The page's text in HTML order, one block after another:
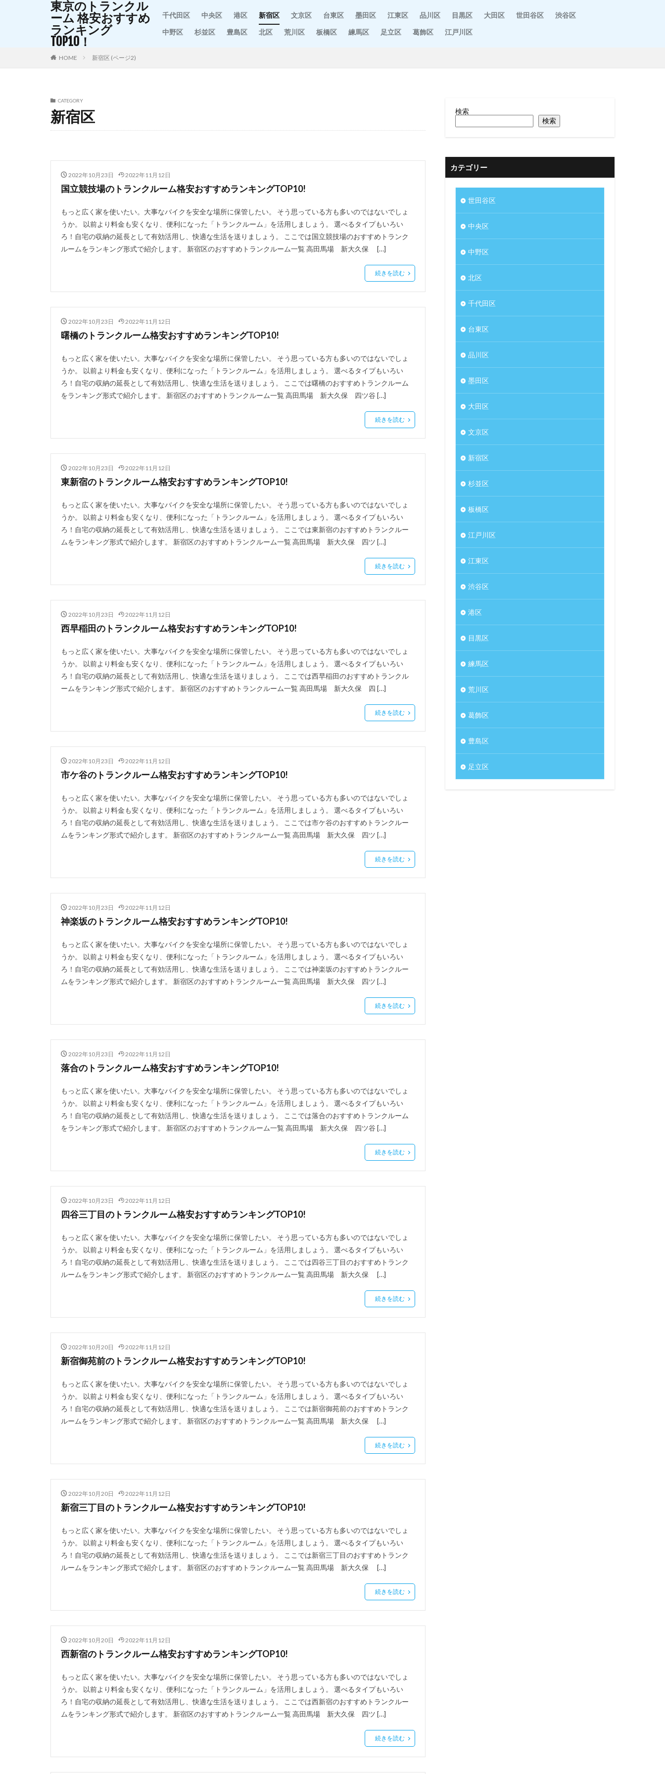
東京のトランクル
ーム 格安おすすめ
ランキング
TOP10！
千代田区 中央区 港区 新宿区 文京区 台東区 墨田区 江東区 品川区 目黒区 大田区 世田谷区
渋谷区
中野区
杉並区 豊島区 北区 荒川区 板橋区 練馬区 足立区 葛飾区 江戸川区
HOME 新宿区 (ページ2)
CATEGORY
新宿区
2022年10月23日 2022年11月12日
国立競技場のトランクルーム格安おすすめランキングTOP10!
もっと広く家を使いたい。大事なバイクを安全な場所に保管したい。 そう思っている方も多いのではないでしょ
うか。 以前より料金も安くなり、便利になった「トランクルーム」を活用しましょう。 選べるタイプもいろい
ろ！自宅の収納の延長として有効活用し、快適な生活を送りましょう。 ここでは国立競技場のおすすめトランク
ルームをランキング形式で紹介します。 新宿区のおすすめトランクルーム一覧 高田馬場 新大久保 […]
続きを読む
2022年10月23日 2022年11月12日
曙橋のトランクルーム格安おすすめランキングTOP10!
もっと広く家を使いたい。大事なバイクを安全な場所に保管したい。 そう思っている方も多いのではないでしょ
うか。 以前より料金も安くなり、便利になった「トランクルーム」を活用しましょう。 選べるタイプもいろい
ろ！自宅の収納の延長として有効活用し、快適な生活を送りましょう。 ここでは曙橋のおすすめトランクルーム
をランキング形式で紹介します。 新宿区のおすすめトランクルーム一覧 高田馬場 新大久保 四ツ谷 […]
続きを読む
2022年10月23日 2022年11月12日
東新宿のトランクルーム格安おすすめランキングTOP10!
もっと広く家を使いたい。大事なバイクを安全な場所に保管したい。 そう思っている方も多いのではないでしょ
うか。 以前より料金も安くなり、便利になった「トランクルーム」を活用しましょう。 選べるタイプもいろい
ろ！自宅の収納の延長として有効活用し、快適な生活を送りましょう。 ここでは東新宿のおすすめトランクルー
ムをランキング形式で紹介します。 新宿区のおすすめトランクルーム一覧 高田馬場 新大久保 四ツ […]
続きを読む
2022年10月23日 2022年11月12日
西早稲田のトランクルーム格安おすすめランキングTOP10!
もっと広く家を使いたい。大事なバイクを安全な場所に保管したい。 そう思っている方も多いのではないでしょ
うか。 以前より料金も安くなり、便利になった「トランクルーム」を活用しましょう。 選べるタイプもいろい
ろ！自宅の収納の延長として有効活用し、快適な生活を送りましょう。 ここでは西早稲田のおすすめトランクル
ームをランキング形式で紹介します。 新宿区のおすすめトランクルーム一覧 高田馬場 新大久保 四 […]
続きを読む
2022年10月23日 2022年11月12日
市ケ谷のトランクルーム格安おすすめランキングTOP10!
もっと広く家を使いたい。大事なバイクを安全な場所に保管したい。 そう思っている方も多いのではないでしょ
うか。 以前より料金も安くなり、便利になった「トランクルーム」を活用しましょう。 選べるタイプもいろい
ろ！自宅の収納の延長として有効活用し、快適な生活を送りましょう。 ここでは市ケ谷のおすすめトランクルー
ムをランキング形式で紹介します。 新宿区のおすすめトランクルーム一覧 高田馬場 新大久保 四ツ […]
続きを読む
2022年10月23日 2022年11月12日
神楽坂のトランクルーム格安おすすめランキングTOP10!
もっと広く家を使いたい。大事なバイクを安全な場所に保管したい。 そう思っている方も多いのではないでしょ
うか。 以前より料金も安くなり、便利になった「トランクルーム」を活用しましょう。 選べるタイプもいろい
ろ！自宅の収納の延長として有効活用し、快適な生活を送りましょう。 ここでは神楽坂のおすすめトランクルー
ムをランキング形式で紹介します。 新宿区のおすすめトランクルーム一覧 高田馬場 新大久保 四ツ […]
続きを読む
2022年10月23日 2022年11月12日
落合のトランクルーム格安おすすめランキングTOP10!
もっと広く家を使いたい。大事なバイクを安全な場所に保管したい。 そう思っている方も多いのではないでしょ
うか。 以前より料金も安くなり、便利になった「トランクルーム」を活用しましょう。 選べるタイプもいろい
ろ！自宅の収納の延長として有効活用し、快適な生活を送りましょう。 ここでは落合のおすすめトランクルーム
をランキング形式で紹介します。 新宿区のおすすめトランクルーム一覧 高田馬場 新大久保 四ツ谷 […]
続きを読む
2022年10月23日 2022年11月12日
四谷三丁目のトランクルーム格安おすすめランキングTOP10!
もっと広く家を使いたい。大事なバイクを安全な場所に保管したい。 そう思っている方も多いのではないでしょ
うか。 以前より料金も安くなり、便利になった「トランクルーム」を活用しましょう。 選べるタイプもいろい
ろ！自宅の収納の延長として有効活用し、快適な生活を送りましょう。 ここでは四谷三丁目のおすすめトランク
ルームをランキング形式で紹介します。 新宿区のおすすめトランクルーム一覧 高田馬場 新大久保 […]
続きを読む
2022年10月20日 2022年11月12日
新宿御苑前のトランクルーム格安おすすめランキングTOP10!
もっと広く家を使いたい。大事なバイクを安全な場所に保管したい。 そう思っている方も多いのではないでしょ
うか。 以前より料金も安くなり、便利になった「トランクルーム」を活用しましょう。 選べるタイプもいろい
ろ！自宅の収納の延長として有効活用し、快適な生活を送りましょう。 ここでは新宿御苑前のおすすめトランク
ルームをランキング形式で紹介します。 新宿区のおすすめトランクルーム一覧 高田馬場 新大久保 […]
続きを読む
2022年10月20日 2022年11月12日
新宿三丁目のトランクルーム格安おすすめランキングTOP10!
もっと広く家を使いたい。大事なバイクを安全な場所に保管したい。 そう思っている方も多いのではないでしょ
うか。 以前より料金も安くなり、便利になった「トランクルーム」を活用しましょう。 選べるタイプもいろい
ろ！自宅の収納の延長として有効活用し、快適な生活を送りましょう。 ここでは新宿三丁目のおすすめトランク
ルームをランキング形式で紹介します。 新宿区のおすすめトランクルーム一覧 高田馬場 新大久保 […]
続きを読む
2022年10月20日 2022年11月12日
西新宿のトランクルーム格安おすすめランキングTOP10!
もっと広く家を使いたい。大事なバイクを安全な場所に保管したい。 そう思っている方も多いのではないでしょ
うか。 以前より料金も安くなり、便利になった「トランクルーム」を活用しましょう。 選べるタイプもいろい
ろ！自宅の収納の延長として有効活用し、快適な生活を送りましょう。 ここでは西新宿のおすすめトランクルー
ムをランキング形式で紹介します。 新宿区のおすすめトランクルーム一覧 高田馬場 新大久保 四ツ […]
続きを読む
検索
検索
カテゴリー
世田谷区
中央区
中野区
北区
千代田区
台東区
品川区
墨田区
大田区
文京区
新宿区
杉並区
板橋区
江戸川区
江東区
渋谷区
港区
目黒区
練馬区
荒川区
葛飾区
豊島区
足立区